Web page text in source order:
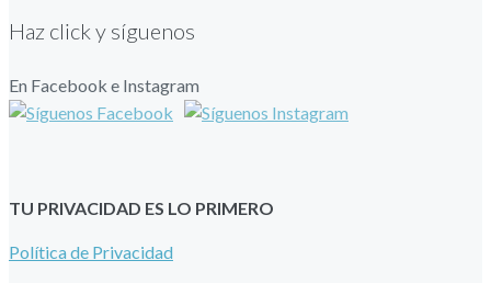
Haz click y síguenos
En Facebook e Instagram
TU PRIVACIDAD ES LO PRIMERO
Política de Privacidad